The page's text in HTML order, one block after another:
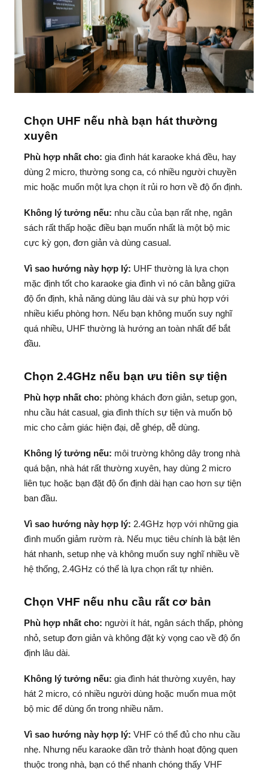
Chọn UHF nếu nhà bạn hát thường
xuyên
Phù hợp nhất cho: gia đình hát karaoke khá đều, hay
dùng 2 micro, thường song ca, có nhiều người chuyền
mic hoặc muốn một lựa chọn ít rủi ro hơn về độ ổn định.
Không lý tưởng nếu: nhu cầu của bạn rất nhẹ, ngân
sách rất thấp hoặc điều bạn muốn nhất là một bộ mic
cực kỳ gọn, đơn giản và dùng casual.
Vì sao hướng này hợp lý: UHF thường là lựa chọn
mặc định tốt cho karaoke gia đình vì nó cân bằng giữa
độ ổn định, khả năng dùng lâu dài và sự phù hợp với
nhiều kiểu phòng hơn. Nếu bạn không muốn suy nghĩ
quá nhiều, UHF thường là hướng an toàn nhất để bắt
đầu.
Chọn 2.4GHz nếu bạn ưu tiên sự tiện
Phù hợp nhất cho: phòng khách đơn giản, setup gọn,
nhu cầu hát casual, gia đình thích sự tiện và muốn bộ
mic cho cảm giác hiện đại, dễ ghép, dễ dùng.
Không lý tưởng nếu: môi trường không dây trong nhà
quá bận, nhà hát rất thường xuyên, hay dùng 2 micro
liên tục hoặc bạn đặt độ ổn định dài hạn cao hơn sự tiện
ban đầu.
Vì sao hướng này hợp lý: 2.4GHz hợp với những gia
đình muốn giảm rườm rà. Nếu mục tiêu chính là bật lên
hát nhanh, setup nhẹ và không muốn suy nghĩ nhiều về
hệ thống, 2.4GHz có thể là lựa chọn rất tự nhiên.
Chọn VHF nếu nhu cầu rất cơ bản
Phù hợp nhất cho: người ít hát, ngân sách thấp, phòng
nhỏ, setup đơn giản và không đặt kỳ vọng cao về độ ổn
định lâu dài.
Không lý tưởng nếu: gia đình hát thường xuyên, hay
hát 2 micro, có nhiều người dùng hoặc muốn mua một
bộ mic để dùng ổn trong nhiều năm.
Vì sao hướng này hợp lý: VHF có thể đủ cho nhu cầu
nhẹ. Nhưng nếu karaoke dần trở thành hoạt động quen
thuộc trong nhà, bạn có thể nhanh chóng thấy VHF